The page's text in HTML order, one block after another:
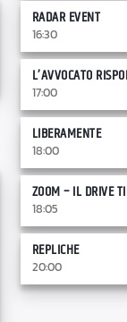
RADAR EVENT
16:30
L’AVVOCATO
17:00
LIBERAMENTE
18:00
ZOOM – IL DRIVE
18:05
REPLICHE
20:00